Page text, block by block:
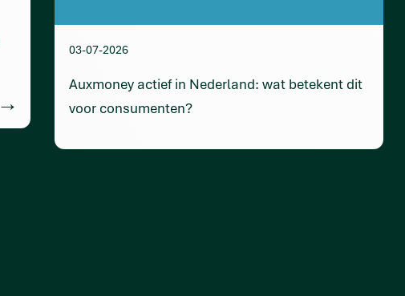
03-07-2026
Auxmoney actief in Nederland: wat betekent dit
voor consumenten?